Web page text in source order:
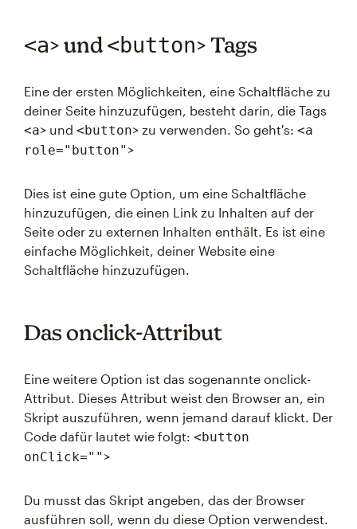
<a> und<button> Tags
Eine der ersten Möglichkeiten, eine Schaltfläche zu
deiner Seite hinzuzufügen, besteht darin, die Tags
<a> und <button> zu verwenden. So geht's: <a
role="button" >
Dies ist eine gute Option, um eine Schaltfläche
hinzuzufügen, die einen Link zu Inhalten auf der
Seite oder zu externen Inhalten enthält. Es ist eine
einfache Möglichkeit, deiner Website eine
Schaltfläche hinzuzufügen.
Das onclick-Attribut
Eine weitere Option ist das sogenannte onclick-
Attribut. Dieses Attribut weist den Browser an, ein
Skript auszuführen, wenn jemand darauf klickt. Der
Code dafür lautet wie folgt: <button
onClick="" >
Du musst das Skript angeben, das der Browser
ausführen soll, wenn du diese Option verwendest.